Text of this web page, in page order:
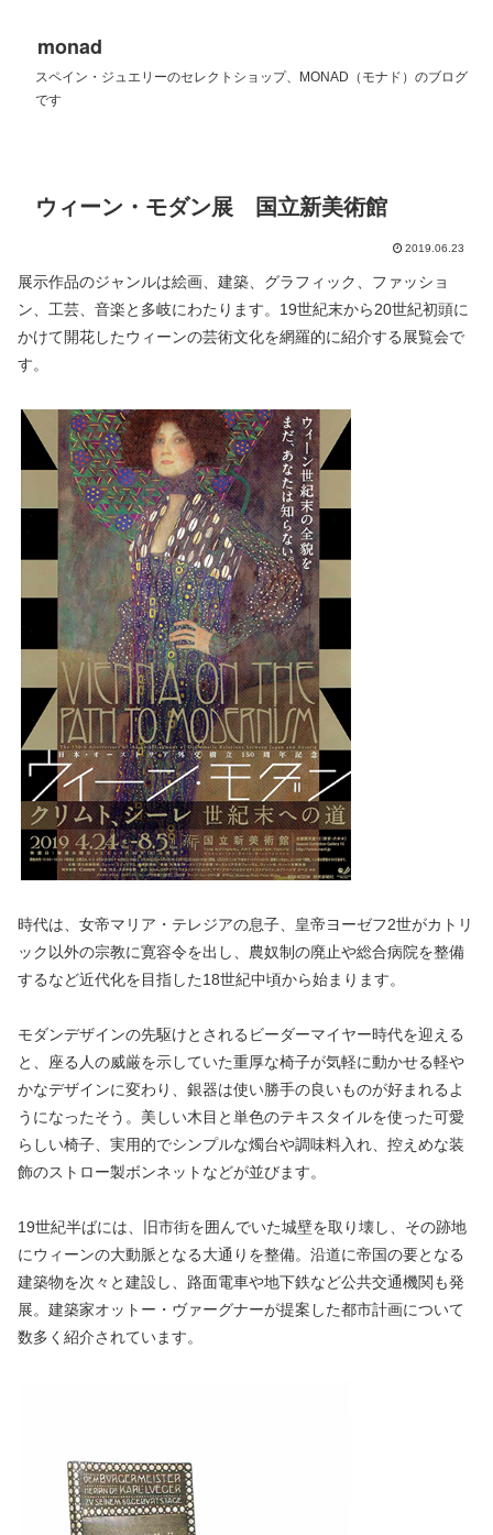
monad
スペイン・ジュエリーのセレクトショップ、MONAD（モナド）のブログ
です
ウィーン・モダン展 国立新美術館
2019.06.23
展示作品のジャンルは絵画、建築、グラフィック、ファッショ
ン、工芸、音楽と多岐にわたります。19世紀末から20世紀初頭に
かけて開花したウィーンの芸術文化を網羅的に紹介する展覧会で
す。
時代は、女帝マリア・テレジアの息子、皇帝ヨーゼフ2世がカトリ
ック以外の宗教に寛容令を出し、農奴制の廃止や総合病院を整備
するなど近代化を目指した18世紀中頃から始まります。
モダンデザインの先駆けとされるビーダーマイヤー時代を迎える
と、座る人の威厳を示していた重厚な椅子が気軽に動かせる軽や
かなデザインに変わり、銀器は使い勝手の良いものが好まれるよ
うになったそう。美しい木目と単色のテキスタイルを使った可愛
らしい椅子、実用的でシンプルな燭台や調味料入れ、控えめな装
飾のストロー製ボンネットなどが並びます。
19世紀半ばには、旧市街を囲んでいた城壁を取り壊し、その跡地
にウィーンの大動脈となる大通りを整備。沿道に帝国の要となる
建築物を次々と建設し、路面電車や地下鉄など公共交通機関も発
展。建築家オットー・ヴァーグナーが提案した都市計画について
数多く紹介されています。